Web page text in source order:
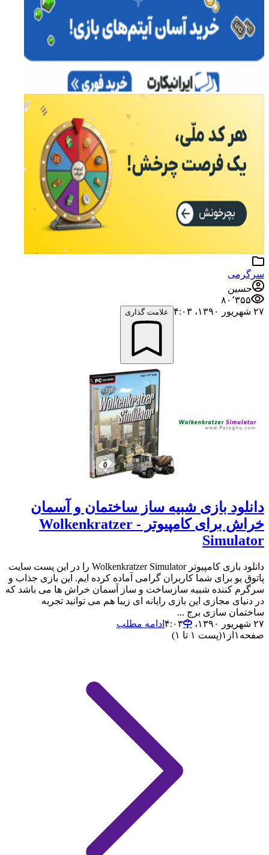
سرگرمی
حسین
۸۰٬۳۵۵
۲۷ شهریور ۱۳۹۰،‏ ۴:۰۳
علامت گذاری
دانلود بازی شبیه ساز ساختمان و آسمان
خراش برای کامپیوتر - Wolkenkratzer
Simulator
دانلود بازی کامپیوتر Wolkenkratzer Simulator را در این پست سایت
پاتوق یو برای شما کاربران گرامی آماده کرده ایم. این بازی جذاب و
سرگرم کننده شبیه سازساخت و ساز آسمان خراش ها می باشد که
در دنیای مجازی این بازی رایانه ای زیبا هم می توانید تجربه
ساختمان سازی برج ...
۲۷ شهریور ۱۳۹۰،‏ ۴:۰۳
ادامه مطلب
صفحه ۱ از ۱(پست ۱ تا ۱)